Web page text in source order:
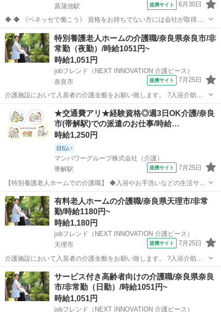
菖蒲池駅 提携サイト 6月30日
◆ ◆ 《ベネッセで働こう》 資格をお持ちでない方には会社が取得費
用をサポート★ 「介護職員初任者研修」をお持ちでない方は、 ベネッ
セの講座で資格を取得すると全額(65,000円)を補助！ ★ベネッセなら
ではの研修制...
奈良 奈良市 菖蒲池駅
特別養護老人ホームの介護職/奈良県奈良市/非
常勤（夜勤）/時給1051円~
時給1,051円
jobフレンド（NEXT INNOVATION 介護ピース）
奈良市
提携サイト 7月25日
介護施設において入居者の介護全般をお願い致します。 ?入浴介助：
入居者の着替え、入浴、洗身、洗髪等のサポート ?食事介助：入居者
の摂食、服薬等のサポート ?排泄介助：入居者のトイレへの誘導、排
泄補助、オムツ交換等のサポート ...
奈良市 介護
★交通費アリ★経験資格◎週3日OK介護/奈良
市(帯解駅)での派遣のお仕事/時給…
時給1,250円
日払い
マンパワーグループ株式会社（介護）
帯解駅
提携サイト 7月25日
【特別養護老人ホームでの介護職】 ◆入浴やお手洗いなどの生活サポ
ート ◆食事の準備・サポート ◆着替えのお手伝いや就寝のサポート
◆レクレーションのサポート ◆ベッドメイキングなど ＜シフト＞ 1）
7:00～...
奈良 奈良市 帯解駅
有料老人ホームの介護職/奈良県天理市/非常
勤/時給1180円~
時給1,180円
jobフレンド（NEXT INNOVATION 介護ピース）
天理市
提携サイト 7月25日
介護施設において入居者の介護全般をお願い致します。 ?入浴介助：
入居者の着替え、入浴、洗身、洗髪等のサポート ?食事介助：入居者
の摂食、服薬等のサポート ?排泄介助：入居者のトイレへの誘導、排
泄補助、オムツ交換等のサポート...
奈良 天理市 介護
サービス付き高齢者向けの介護職/奈良県奈良
市/非常勤（日勤）/時給1051円~
時給1,051円
jobフレンド（NEXT INNOVATION 介護ピース）